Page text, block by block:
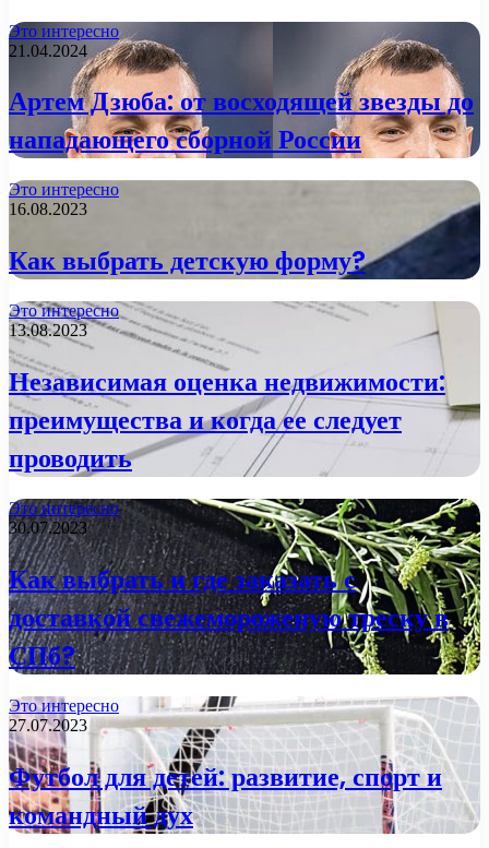
Это интересно
21.04.2024
Артем Дзюба: от восходящей звезды до
нападающего сборной России
Это интересно
16.08.2023
Как выбрать детскую форму?
Это интересно
13.08.2023
Независимая оценка недвижимости:
преимущества и когда ее следует
проводить
Это интересно
30.07.2023
Как выбрать и где заказать с
доставкой свежемороженую треску в
СПб?
Это интересно
27.07.2023
Футбол для детей: развитие, спорт и
командный дух